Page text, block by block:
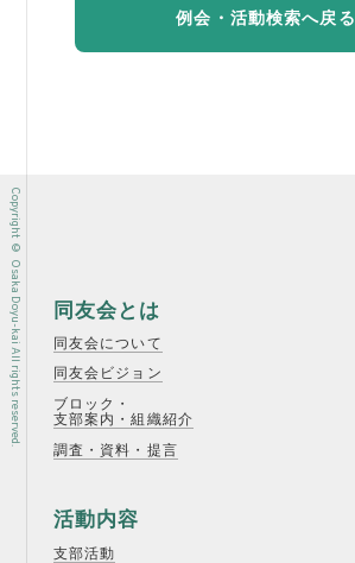
例会・活動検索へ戻る
同友会とは
同友会について
同友会ビジョン
ブロック・
支部案内・組織紹介
調査・資料・提言
活動内容
支部活動
Copyright © Osaka Doyu-kai All rights reserved.